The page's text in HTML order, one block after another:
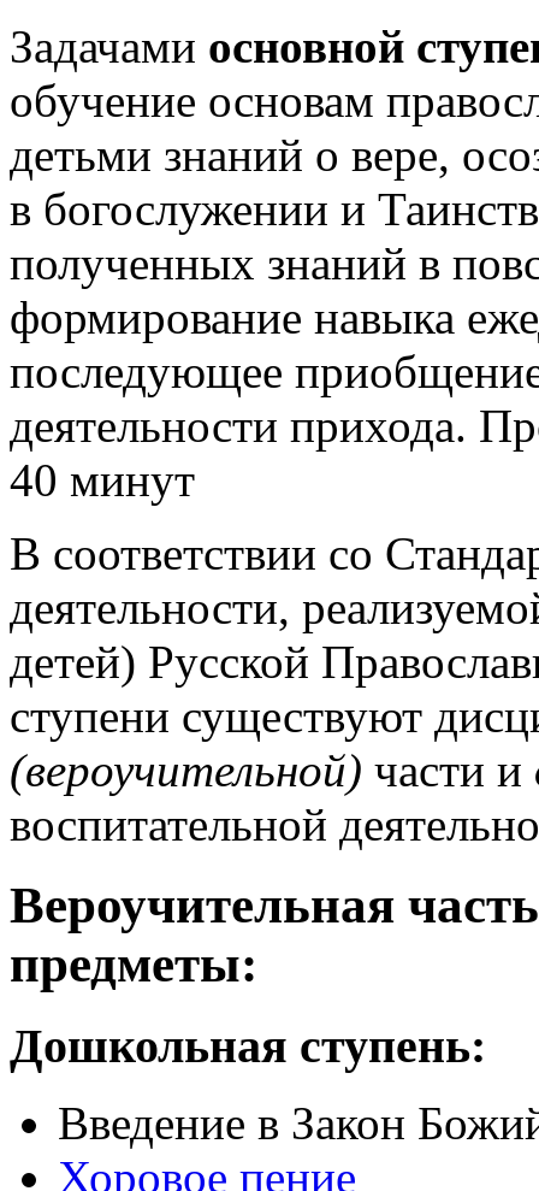
Задачами основной
обучение основам
детьми знаний o вере,
в богослужении и
полученных знаний в
формирование навыка
последующее
деятельности прихода.
40 минут
В соответствии со
деятельности,
детей) Русской
ступени существуют
(вероучительной) части и
воспитательной
Вероучительная
предметы:
Дошкольная ступень:
Введение в Закон
Хоровое пение